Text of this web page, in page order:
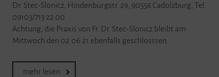
Dr. Stec-Slonicz, Hindenburgstr. 29, 90556 Cadolzburg, Tel:
09103/713 22 00
Achtung, die Praxis von Fr. Dr. Stec-Slonicz bleibt am
Mittwoch den 02.06.21 ebenfalls geschlosssen.
mehr lesen